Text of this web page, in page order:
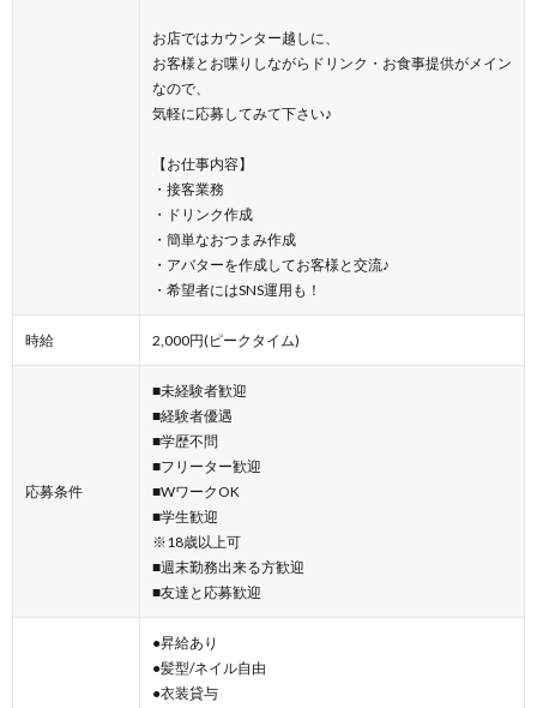
お店ではカウンター越しに、
お客様とお喋りしながらドリンク・お食事提供がメイン
なので、
気軽に応募してみて下さい♪
【お仕事内容】
・接客業務
・ドリンク作成
・簡単なおつまみ作成
・アバターを作成してお客様と交流♪
・希望者にはSNS運用も！
時給 2,000円(ピークタイム)
応募条件
■未経験者歓迎
■経験者優遇
■学歴不問
■フリーター歓迎
■WワークOK
■学生歓迎
※18歳以上可
■週末勤務出来る方歓迎
■友達と応募歓迎
●昇給あり
●髪型/ネイル自由
●衣装貸与